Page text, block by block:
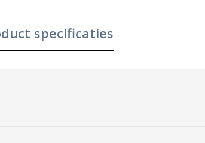
specificaties